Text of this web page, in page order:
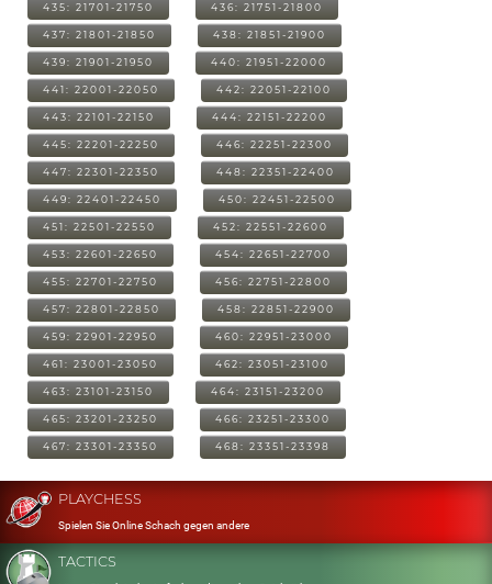
435: 21701-21750 436: 21751-21800
437: 21801-21850 438: 21851-21900
439: 21901-21950 440: 21951-22000
441: 22001-22050 442: 22051-22100
443: 22101-22150 444: 22151-22200
445: 22201-22250 446: 22251-22300
447: 22301-22350 448: 22351-22400
449: 22401-22450 450: 22451-22500
451: 22501-22550 452: 22551-22600
453: 22601-22650 454: 22651-22700
455: 22701-22750 456: 22751-22800
457: 22801-22850 458: 22851-22900
459: 22901-22950 460: 22951-23000
461: 23001-23050 462: 23051-23100
463: 23101-23150 464: 23151-23200
465: 23201-23250 466: 23251-23300
467: 23301-23350 468: 23351-23398
PLAYCHESS
Spielen Sie Online Schach gegen andere
TACTICS